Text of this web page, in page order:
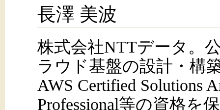
長澤 美波
株式会社NTTデータ。
ラウド基盤の設計・構
AWS Certified Solutions
Professional等の資格を